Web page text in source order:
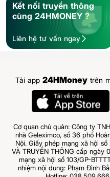
Kết nối truyền thông
cùng 24HMONEY ?
Liên hệ tư vấn ngay
Tải app 24HMoney trên
Cơ quan chủ quản: Công ty
nhà Geleximco, số 36 phố
Nội. Giấy phép mạng xã hội
VÀ TRUYỀN THÔNG cấp
mạng xã hội số 103/GP-
nhiệm nội dung: Phạm Đình